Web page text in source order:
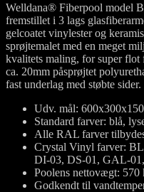
Welldana® Fiberpool model
fremstillet i 3 lags
gelcoatet vinylester og
sprøjtemalet med en meget
kvalitets maling, for super flot
ca. 20mm påsprøjtet
fast underlag med støbte sider.
Udv. mål:
Standard farver: blå,
Alle RAL farver
Crystal Vinyl farver:
DI-03, DS-01, GAL-
Poolens nettovægt: 570
Godkendt til